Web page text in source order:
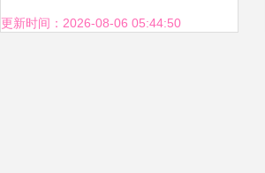
为视角
更新时间：2026-08-06 05:44:50